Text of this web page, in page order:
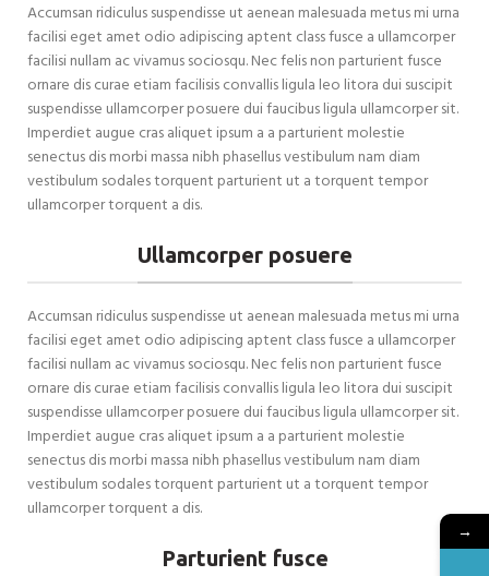
Accumsan ridiculus suspendisse ut aenean malesuada metus mi urna
facilisi eget amet odio adipiscing aptent class fusce a ullamcorper
facilisi nullam ac vivamus sociosqu. Nec felis non parturient fusce
ornare dis curae etiam facilisis convallis ligula leo litora dui suscipit
suspendisse ullamcorper posuere dui faucibus ligula ullamcorper sit.
Imperdiet augue cras aliquet ipsum a a parturient molestie
senectus dis morbi massa nibh phasellus vestibulum nam diam
vestibulum sodales torquent parturient ut a torquent tempor
ullamcorper torquent a dis.
Ullamcorper posuere
Accumsan ridiculus suspendisse ut aenean malesuada metus mi urna
facilisi eget amet odio adipiscing aptent class fusce a ullamcorper
facilisi nullam ac vivamus sociosqu. Nec felis non parturient fusce
ornare dis curae etiam facilisis convallis ligula leo litora dui suscipit
suspendisse ullamcorper posuere dui faucibus ligula ullamcorper sit.
Imperdiet augue cras aliquet ipsum a a parturient molestie
senectus dis morbi massa nibh phasellus vestibulum nam diam
vestibulum sodales torquent parturient ut a torquent tempor
ullamcorper torquent a dis.
Parturient fusce
→